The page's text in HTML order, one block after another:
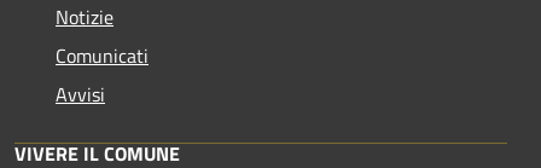
Notizie
Comunicati
Avvisi
VIVERE IL COMUNE